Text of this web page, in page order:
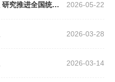
2026-05-22
李强主持召开国务院常务会议 研究推进全国统一大市...
2026-03-28
2026-03-14